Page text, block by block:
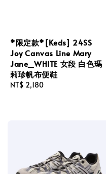
*限定款*[Keds] 24SS
Joy Canvas Line Mary
Jane_WHITE 女段 白色瑪
莉珍帆布便鞋
Regular
NT$ 2,180